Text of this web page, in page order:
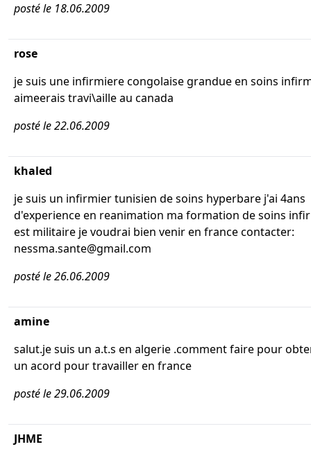
posté le 18.06.2009
rose
je suis une infirmiere congolaise grandue en soins
aimeerais travi\aille au canada
posté le 22.06.2009
khaled
je suis un infirmier tunisien de soins hyperbare j'ai 4ans
d'experience en reanimation ma formation de soins
est militaire je voudrai bien venir en france contacter:
nessma.sante@gmail.com
posté le 26.06.2009
amine
salut.je suis un a.t.s en algerie .comment faire pour
un acord pour travailler en france
posté le 29.06.2009
JHME